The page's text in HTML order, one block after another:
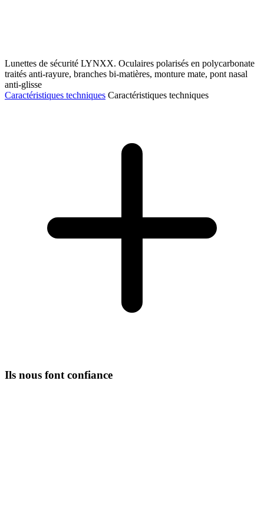
Lunettes de sécurité LYNXX. Oculaires polarisés en polycarbonate
traités anti-rayure, branches bi-matières, monture mate, pont nasal
anti-glisse
Caractéristiques techniques Caractéristiques techniques
Ils nous font confiance